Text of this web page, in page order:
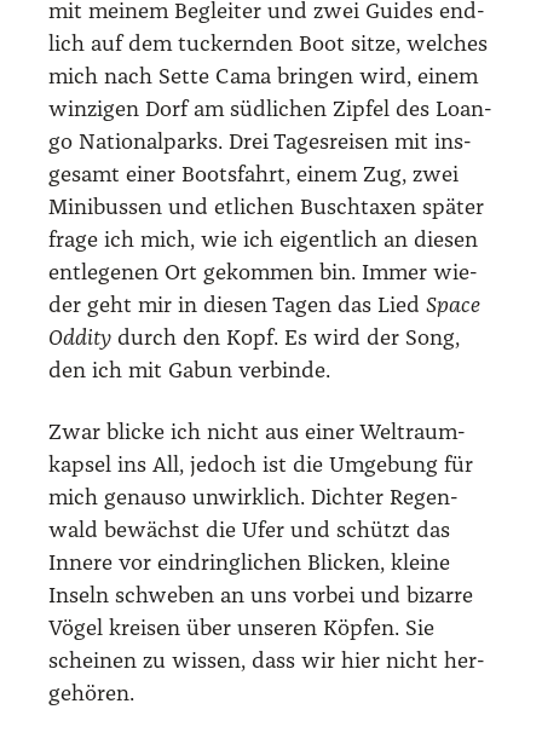
mit mei­nem Beglei­ter und zwei Gui­des end­
lich auf dem tuckern­den Boot sit­ze, wel­ches
mich nach Set­te Cama brin­gen wird, einem
win­zi­gen Dorf am süd­li­chen Zip­fel des Loan­
go Natio­nal­parks. Drei Tages­rei­sen mit ins­
ge­samt einer Boots­fahrt, einem Zug, zwei
Mini­bus­sen und etli­chen Busch­ta­xen spä­ter
fra­ge ich mich, wie ich eigent­lich an die­sen
ent­le­ge­nen Ort gekom­men bin. Immer wie­
der geht mir in die­sen Tagen das Lied Space
Oddi­ty durch den Kopf. Es wird der Song,
den ich mit Gabun ver­bin­de.
Zwar bli­cke ich nicht aus einer Welt­raum­
kap­sel ins All, jedoch ist die Umge­bung für
mich genau­so unwirk­lich. Dich­ter Regen­
wald bewächst die Ufer und schützt das
Inne­re vor ein­dring­li­chen Bli­cken, klei­ne
Inseln schwe­ben an uns vor­bei und bizar­re
Vögel krei­sen über unse­ren Köp­fen. Sie
schei­nen zu wis­sen, dass wir hier nicht her­
ge­hö­ren.